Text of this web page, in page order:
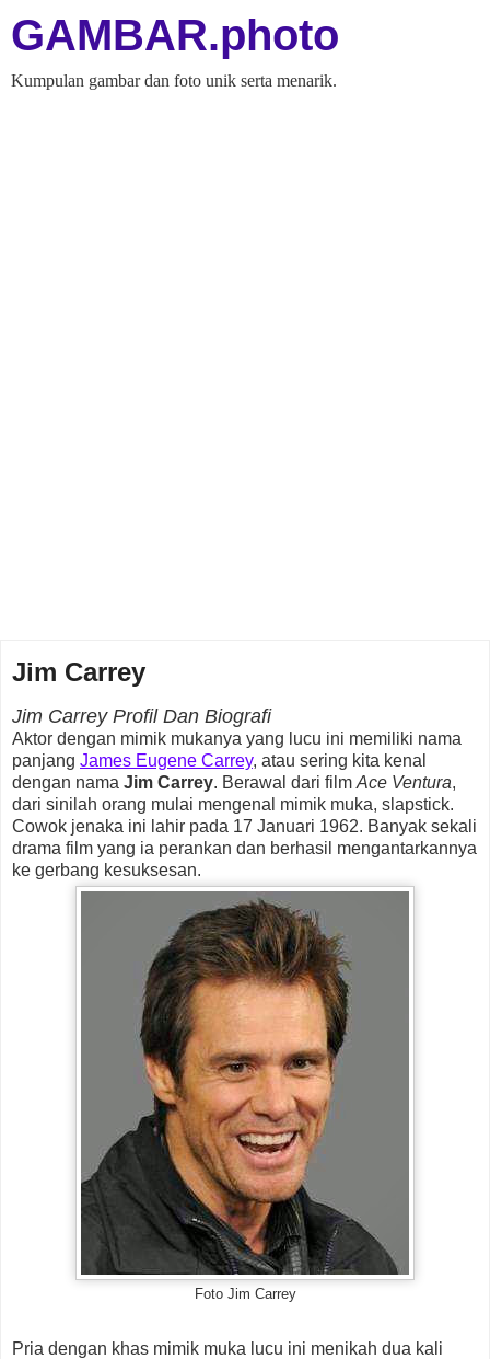
GAMBAR.photo
Kumpulan gambar dan foto unik serta menarik.
Jim Carrey
Jim Carrey Profil Dan Biografi
Aktor dengan mimik mukanya yang lucu ini memiliki nama
panjang James Eugene Carrey, atau sering kita kenal
dengan nama Jim Carrey. Berawal dari film Ace Ventura,
dari sinilah orang mulai mengenal mimik muka, slapstick.
Cowok jenaka ini lahir pada 17 Januari 1962. Banyak sekali
drama film yang ia perankan dan berhasil mengantarkannya
ke gerbang kesuksesan.
Foto Jim Carrey
Pria dengan khas mimik muka lucu ini menikah dua kali